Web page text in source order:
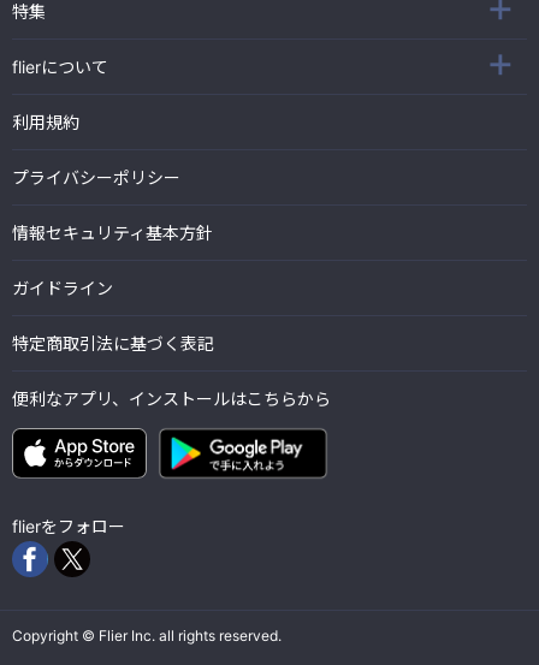
特集
flierについて
利用規約
プライバシーポリシー
情報セキュリティ基本方針
ガイドライン
特定商取引法に基づく表記
便利なアプリ、インストールはこちらから
flierをフォロー
Copyright © Flier Inc. all rights reserved.